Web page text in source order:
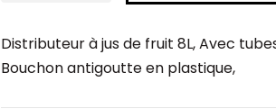
Distributeur à jus de fruit 8L, Avec
Bouchon antigoutte en plastique,